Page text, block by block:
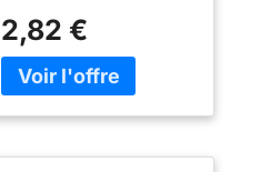
anti-goutte
2,82 €